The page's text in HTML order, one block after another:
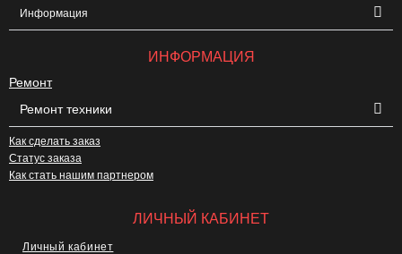
Информация
ИНФОРМАЦИЯ
Ремонт
Ремонт техники
Как сделать заказ
Статус заказа
Как стать нашим партнером
ЛИЧНЫЙ КАБИНЕТ
Личный кабинет